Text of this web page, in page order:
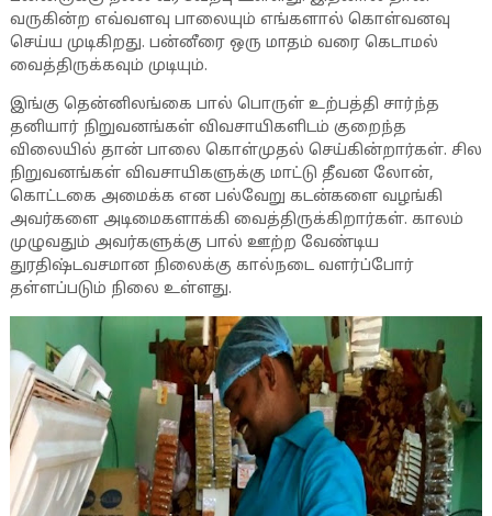
வருகின்ற எவ்வளவு பாலையும் எங்களால் கொள்வனவு
செய்ய முடிகிறது. பன்னீரை ஒரு மாதம் வரை கெடாமல்
வைத்திருக்கவும் முடியும்.
இங்கு தென்னிலங்கை பால் பொருள் உற்பத்தி சார்ந்த
தனியார் நிறுவனங்கள் விவசாயிகளிடம் குறைந்த
விலையில் தான் பாலை கொள்முதல் செய்கின்றார்கள். சில
நிறுவனங்கள் விவசாயிகளுக்கு மாட்டு தீவன லோன்,
கொட்டகை அமைக்க என பல்வேறு கடன்களை வழங்கி
அவர்களை அடிமைகளாக்கி வைத்திருக்கிறார்கள். காலம்
முழுவதும் அவர்களுக்கு பால் ஊற்ற வேண்டிய
துரதிஷ்டவசமான நிலைக்கு கால்நடை வளர்ப்போர்
தள்ளப்படும் நிலை உள்ளது.